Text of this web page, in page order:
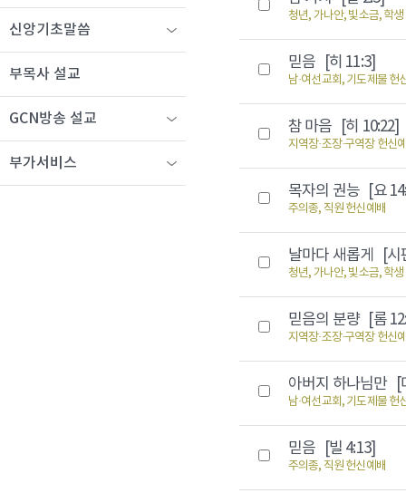
청년, 가나안, 빛소금, 학
믿음 [히 11:3]
남·여선교회, 기도제물 헌
참 마음 [히 10:22]
지역장·조장·구역장 헌신
목자의 권능 [요
주의종, 직원 헌신예배
날마다 새롭게 [시
청년, 가나안, 빛소금, 학
믿음의 분량 [롬
지역장·조장·구역장 헌신
아버지 하나님만 [
남·여선교회, 기도제물 헌
믿음 [빌 4:13]
주의종, 직원 헌신예배
신앙기초말씀
부목사 설교
GCN방송 설교
부가서비스